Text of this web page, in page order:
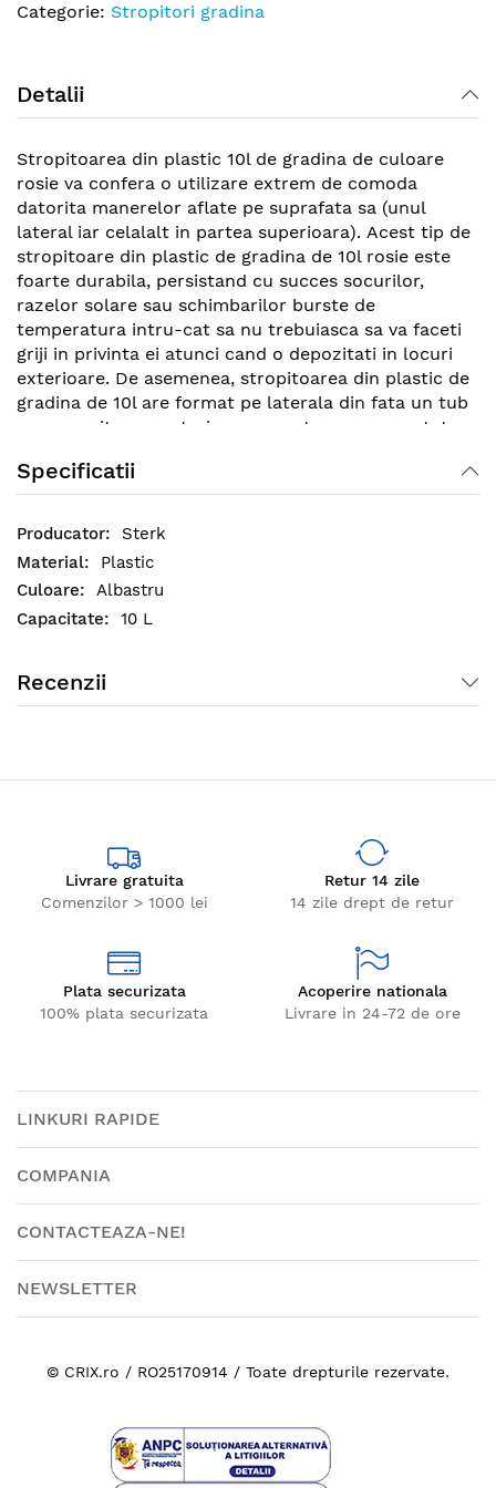
Categorie: Stropitori gradina
Detalii
Stropitoarea din plastic 10l de gradina de culoare
rosie va confera o utilizare extrem de comoda
datorita manerelor aflate pe suprafata sa (unul
lateral iar celalalt in partea superioara). Acest tip de
stropitoare din plastic de gradina de 10l rosie este
foarte durabila, persistand cu succes socurilor,
razelor solare sau schimbarilor burste de
temperatura intru-cat sa nu trebuiasca sa va faceti
griji in privinta ei atunci cand o depozitati in locuri
exterioare. De asemenea, stropitoarea din plastic de
gradina de 10l are format pe laterala din fata un tub
usor arcuit spre exterior prevazut cu cap punctat ce
cantitate de apa florilor, pomisorilor proaspat
plantati sau zarzavaturior.
Specificatii
Sterk
Plastic
Albastru
10 L
Recenzii
Livrare gratuita
Comenzilor > 1000 lei
Retur 14 zile
14 zile drept de retur
Plata securizata
100% plata securizata
Acoperire nationala
Livrare in 24-72 de ore
LINKURI RAPIDE
COMPANIA
CONTACTEAZA-NE!
NEWSLETTER
© CRIX.ro / RO25170914 / Toate drepturile rezervate.